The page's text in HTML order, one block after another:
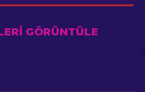
GÖRÜNTÜLE